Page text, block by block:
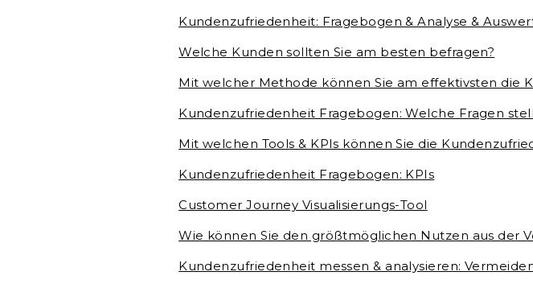
Kundenzufriedenheit: Fragebogen & Analyse &
Welche Kunden sollten Sie am besten befragen?
Mit welcher Methode können Sie am effektivsten die
Kundenzufriedenheit Fragebogen: Welche Fragen
Mit welchen Tools & KPIs können Sie die
Kundenzufriedenheit Fragebogen: KPIs
Customer Journey Visualisierungs-Tool
Wie können Sie den größtmöglichen Nutzen aus der
Kundenzufriedenheit messen & analysieren: